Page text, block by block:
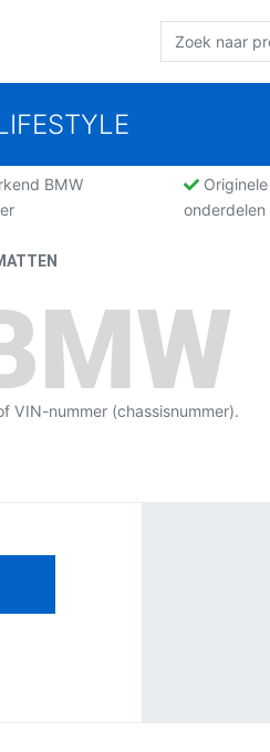
BMW
Originele
onderdelen
VIN-nummer (chassisnummer).